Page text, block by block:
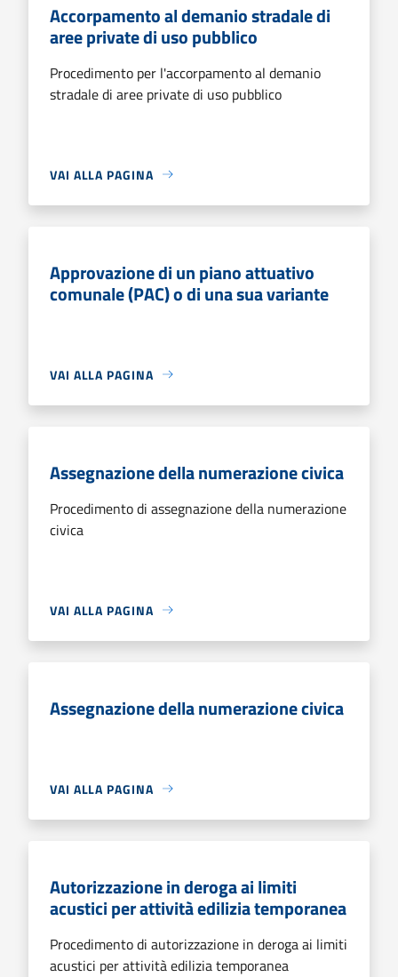
Accorpamento al demanio stradale di
aree private di uso pubblico
Procedimento per l'accorpamento al demanio
stradale di aree private di uso pubblico
VAI ALLA PAGINA
Approvazione di un piano attuativo
comunale (PAC) o di una sua variante
VAI ALLA PAGINA
Assegnazione della numerazione civica
Procedimento di assegnazione della numerazione
civica
VAI ALLA PAGINA
Assegnazione della numerazione civica
VAI ALLA PAGINA
Autorizzazione in deroga ai limiti
acustici per attività edilizia temporanea
Procedimento di autorizzazione in deroga ai limiti
acustici per attività edilizia temporanea